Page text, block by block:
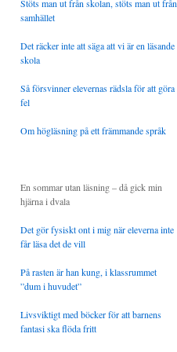
Stöts man ut från skolan, stöts man ut från
samhället
Det räcker inte att säga att vi är en läsande
skola
Så försvinner elevernas rädsla för att göra
fel
Om högläsning på ett främmande språk
En sommar utan läsning – då gick min
hjärna i dvala
Det gör fysiskt ont i mig när eleverna inte
får läsa det de vill
På rasten är han kung, i klassrummet
”dum i huvudet”
Livsviktigt med böcker för att barnens
fantasi ska flöda fritt